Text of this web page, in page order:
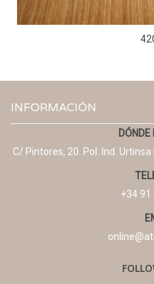
INFORMACIÓN
C/ Pintores, 20. Pol. Ind.
+34 91